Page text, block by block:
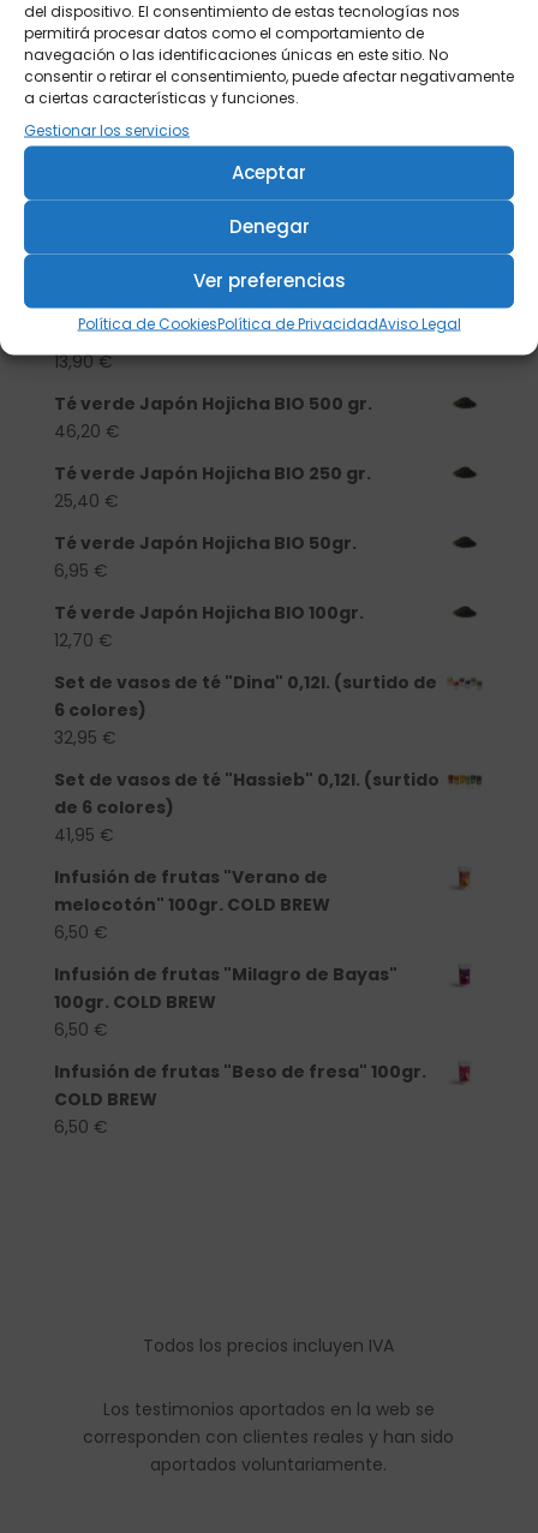
del dispositivo. El consentimiento de estas tecnologías nos
permitirá procesar datos como el comportamiento de
navegación o las identificaciones únicas en este sitio. No
consentir o retirar el consentimiento, puede afectar negativamente
a ciertas características y funciones.
Gestionar los servicios
Aceptar
Denegar
Ver preferencias
Política de CookiesPolítica de PrivacidadAviso Legal
Productos
Tisanera "Christmas Cats" 0,25l.
porcelana
13,90€
Té verde Japón Hojicha BIO 500 gr.
46,20 €
Té verde Japón Hojicha BIO 250 gr.
25,40 €
Té verde Japón Hojicha BIO 50gr.
6,95 €
Té verde Japón Hojicha BIO 100gr.
12,70 €
Set de vasos de té "Dina" 0,12l. (surtido de
6 colores)
32,95 €
Set de vasos de té "Hassieb" 0,12l. (surtido
de 6 colores)
41,95 €
Infusión de frutas "Verano de
melocotón" 100gr. COLD BREW
6,50 €
Infusión de frutas "Milagro de Bayas"
100gr. COLD BREW
6,50 €
Infusión de frutas "Beso de fresa" 100gr.
COLD BREW
6,50 €
Todos los precios incluyen IVA
Los testimonios aportados en la web se
corresponden con clientes reales y han sido
aportados voluntariamente.